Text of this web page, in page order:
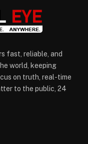
fast, reliable, and
world, keeping
on truth, real-time
to the public, 24